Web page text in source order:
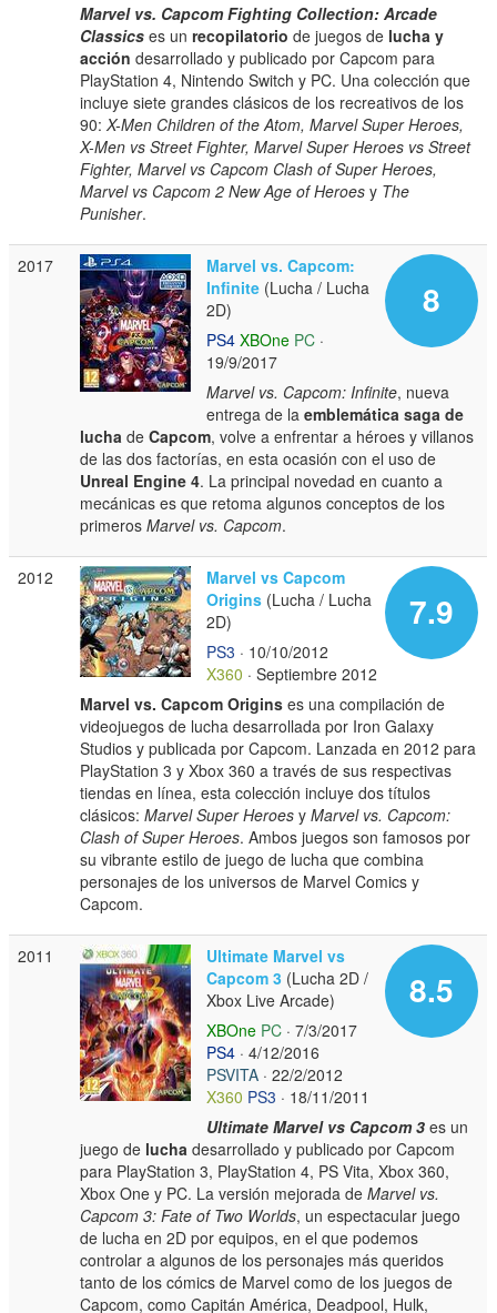
Marvel vs. Capcom Fighting Collection: Arcade
Classics es unrecopilatorio de juegos de lucha y
acción desarrollado y publicado por Capcom para
PlayStation 4, Nintendo Switch y PC. Una colección que
incluye siete grandes clásicos de los recreativos de los
90:X-Men Children of the Atom, Marvel Super Heroes,
X-Men vs Street Fighter, Marvel Super Heroes vs Street
Fighter, Marvel vs Capcom Clash of Super Heroes,
Marvel vs Capcom 2 New Age of Heroes y The
Punisher.
2017
8
Marvel vs. Capcom:
Infinite (Lucha / Lucha
2D)
PS4 XBOne PC ·
19/9/2017
Marvel vs. Capcom: Infinite, nueva
entrega de laemblemática saga de
lucha deCapcom, volve a enfrentar a héroes y villanos
de las dos factorías, en esta ocasión con el uso de
Unreal Engine 4. La principal novedad en cuanto a
mecánicas es que retoma algunos conceptos de los
primerosMarvel vs. Capcom.
2012
7.9
Marvel vs Capcom
Origins (Lucha / Lucha
2D)
PS3 · 10/10/2012
X360 · Septiembre 2012
Marvel vs. Capcom Origins es una compilación de
videojuegos de lucha desarrollada por Iron Galaxy
Studios y publicada por Capcom. Lanzada en 2012 para
PlayStation 3 y Xbox 360 a través de sus respectivas
tiendas en línea, esta colección incluye dos títulos
clásicos:Marvel Super Heroes yMarvel vs. Capcom:
Clash of Super Heroes. Ambos juegos son famosos por
su vibrante estilo de juego de lucha que combina
personajes de los universos de Marvel Comics y
Capcom.
2011
8.5
Ultimate Marvel vs
Capcom 3 (Lucha 2D /
Xbox Live Arcade)
XBOne PC · 7/3/2017
PS4 · 4/12/2016
PSVITA · 22/2/2012
X360 PS3 · 18/11/2011
Ultimate Marvel vs Capcom 3 es un
juego de lucha desarrollado y publicado por Capcom
para PlayStation 3, PlayStation 4, PS Vita, Xbox 360,
Xbox One y PC. La versión mejorada deMarvel vs.
Capcom 3: Fate of Two Worlds, un espectacular juego
de lucha en 2D por equipos, en el que podemos
controlar a algunos de los personajes más queridos
tanto de los cómics de Marvel como de los juegos de
Capcom, como Capitán América, Deadpool, Hulk,